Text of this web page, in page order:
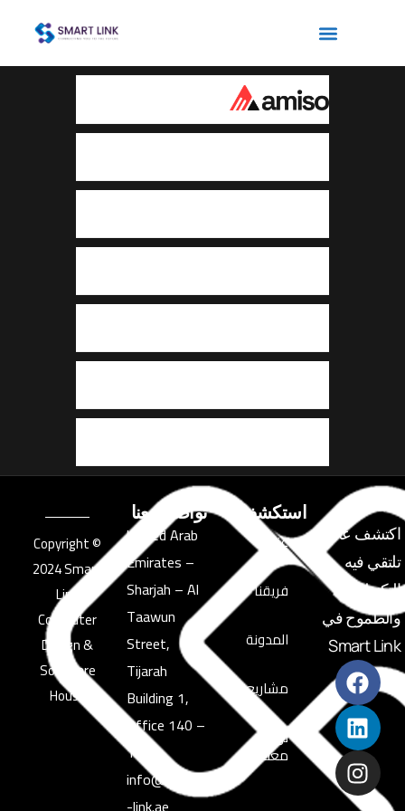
الرئيسية
اكتشف عالمًا
تلتقي فيه
التكنولوجيا
والطموح في
Smart Link
استكشف
عنا
فريقنا
المدونة
مشاريعنا
تواصل
معنا
تواصل معنا
United Arab
Emirates –
Sharjah – Al
Taawun
Street,
Tijarah
Building 1,
Office 140 –
139
info@smart
© Copyright
2024 Smart
Link
Computer
Design &
Software
House